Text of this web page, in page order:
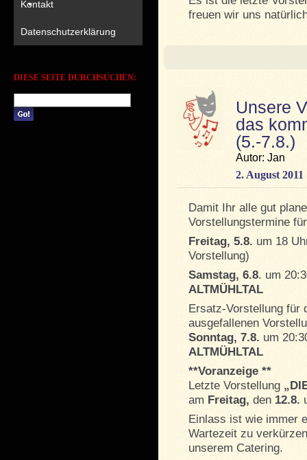
Kontakt
Datenschutzerklärung
DIESE SEITE DURCHSUCHEN:
freuen wir uns
Unsere
das
(5.-7.8.)
Autor: Jan
2. August 2011
Damit Ihr alle gut
Vorstellungstermine
Freitag, 5.8. um 18
Vorstellung)
Samstag, 6.8. um
ALTMÜHLTAL
Ersatz-Vorstellung für
ausgefallenen
Sonntag, 7.8. um
ALTMÜHLTAL
**Voranzeige **
Letzte Vorstellung
am Freitag, den 12.8.
Einlass ist wie immer
Wartezeit zu
unserem Catering.